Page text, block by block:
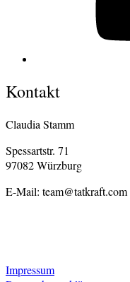
Kontakt
Claudia Stamm
Spessartstr. 71
97082 Würzburg
E-Mail: team@tatkraft.com
Impressum